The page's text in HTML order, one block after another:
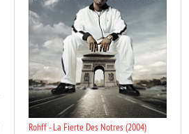
Rohff - La Fierte Des Notres (2004)